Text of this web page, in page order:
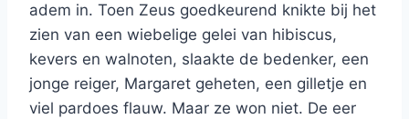
adem in. Toen Zeus goedkeurend knikte bij het
zien van een wiebelige gelei van hibiscus,
kevers en walnoten, slaakte de bedenker, een
jonge reiger, Margaret geheten, een gilletje en
viel pardoes flauw. Maar ze won niet. De eer